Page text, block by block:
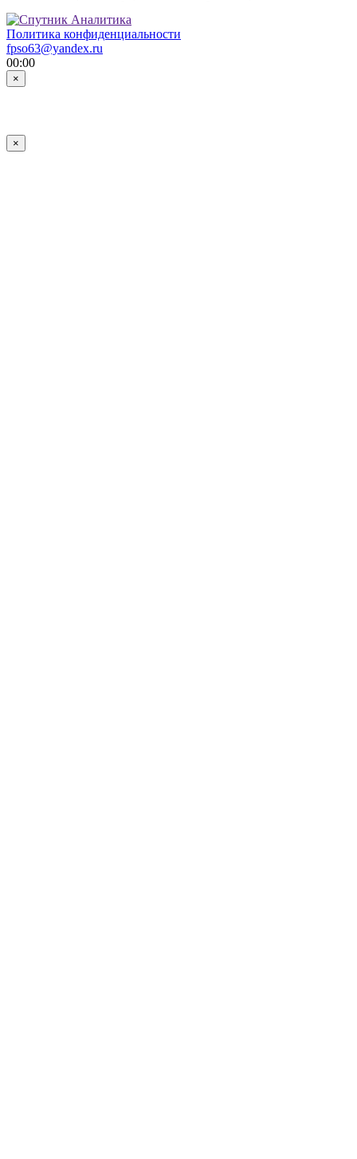
Политика конфиденциальности
fpso63@yandex.ru
00:00
×
×